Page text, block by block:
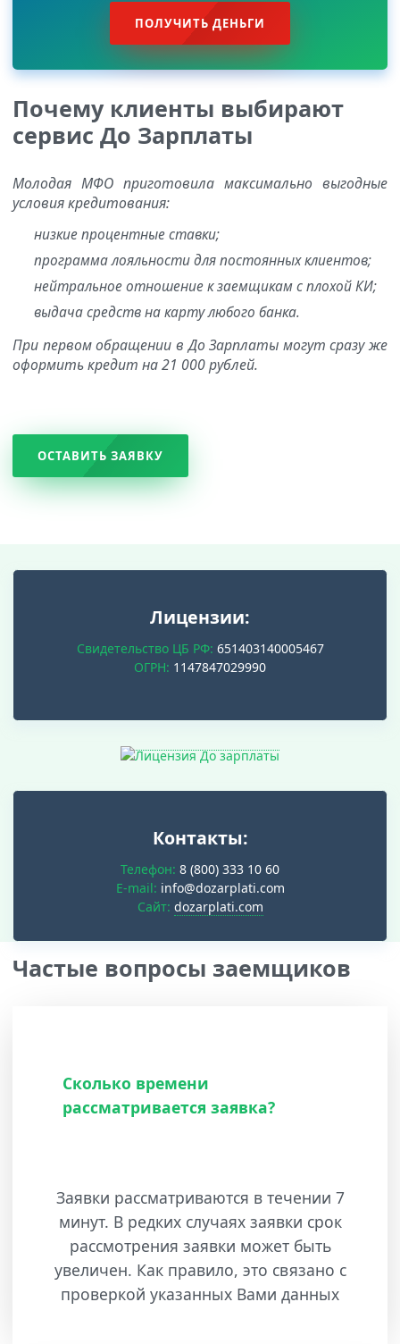
ПОЛУЧИТЬ ДЕНЬГИ
Почему клиенты выбирают
сервис До Зарплаты
Молодая МФО приготовила максимально выгодные
условия кредитования:
низкие процентные ставки;
программа лояльности для постоянных клиентов;
нейтральное отношение к заемщикам с плохой КИ;
выдача средств на карту любого банка.
При первом обращении в До Зарплаты могут сразу же
оформить кредит на 21 000 рублей.
ОСТАВИТЬ ЗАЯВКУ
Лицензии:
Свидетельство ЦБ РФ: 651403140005467
ОГРН: 1147847029990
Контакты:
Телефон: 8 (800) 333 10 60
E-mail: info@dozarplati.com
Cайт: dozarplati.com
Частые вопросы заемщиков
Сколько времени
рассматривается заявка?
Заявки рассматриваются в течении 7
минут. В редких случаях заявки срок
рассмотрения заявки может быть
увеличен. Как правило, это связано с
проверкой указанных Вами данных